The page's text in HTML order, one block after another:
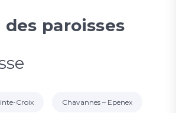
paroisses
Croix Chavannes – Epenex